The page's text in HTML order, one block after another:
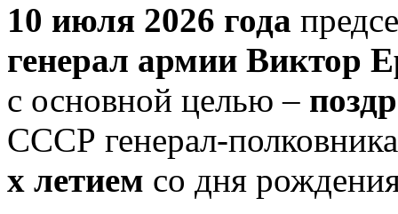
10 июля 2026 года
генерал армии Виктор
с основной целью –
СССР генерал-
х летием со дня